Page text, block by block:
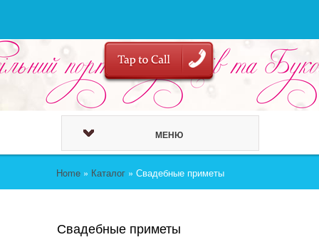
МЕНЮ
Home » Каталог » Свадебные приметы
Свадебные приметы